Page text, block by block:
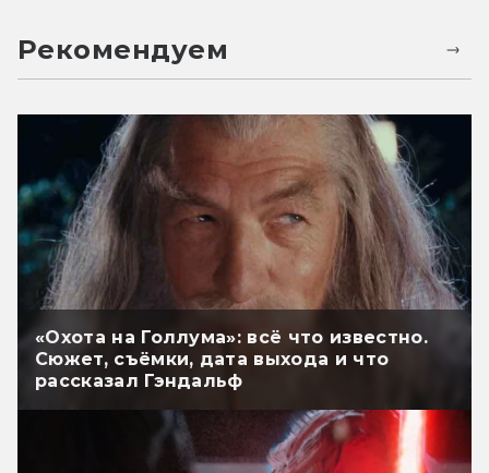
Рекомендуем
«Охота на Голлума»: всё что известно.
Сюжет, съёмки, дата выхода и что
рассказал Гэндальф